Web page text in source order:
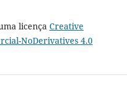
licença Creative
NoDerivatives 4.0